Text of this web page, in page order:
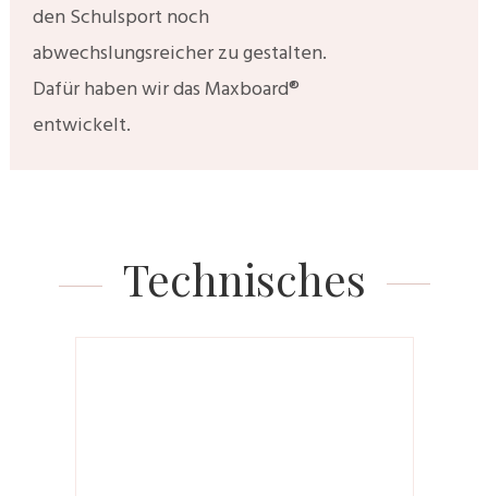
den Schulsport noch
abwechslungsreicher zu gestalten.
Dafür haben wir das Maxboard®
entwickelt.
Technisches